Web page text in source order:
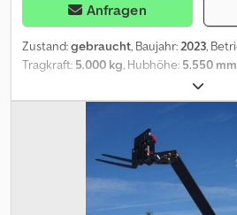
Anfragen
Zustand:gebraucht, Baujahr:2023,
Tragkraft: 5.000 kg, Hubhöhe: 5.550 mm
2.900 mm
Vorderreifengröße:480/65-22,5,
Anbaugeräte: Seitenschieber,
Anbaugerätebeschreibung:
Öffnungsbereich: 350 / 1 675 mm
Vollkabine, Vollfreihub,